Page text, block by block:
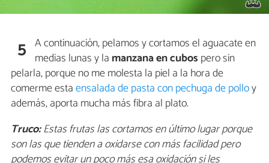
5 A continuación, pelamos y cortamos el aguacate en
medias lunas y la manzana en cubos pero sin
pelarla, porque no me molesta la piel a la hora de
comerme estaensalada de pasta con pechuga de polloy
además, aporta mucha más fibra al plato.
Truco:Estas frutas las cortamos en último lugar porque
son las que tienden a oxidarse con más facilidad pero
podemos evitar un poco más esa oxidación si les